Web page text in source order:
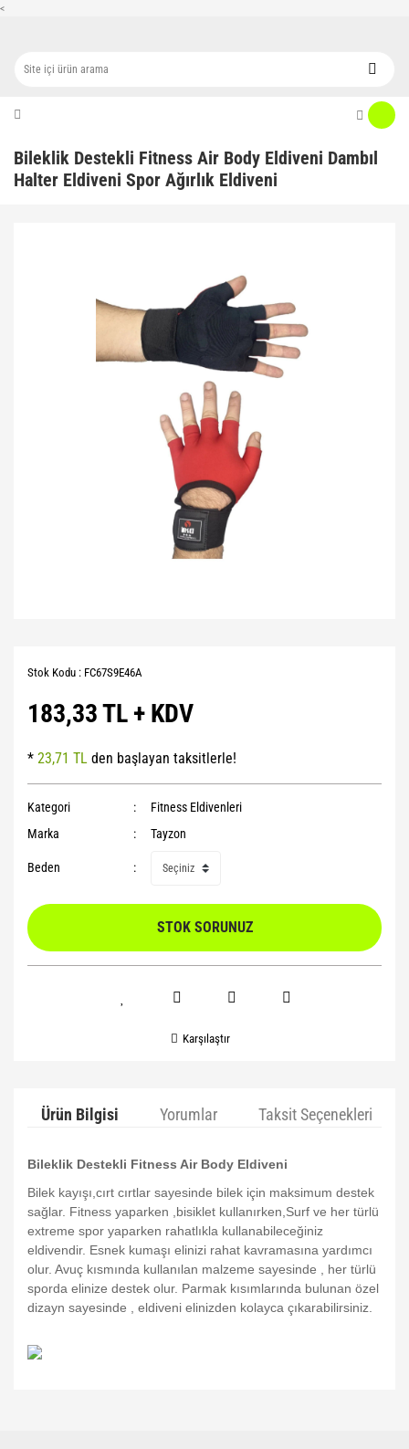
<
Bileklik Destekli Fitness Air Body Eldiveni Dambıl
Halter Eldiveni Spor Ağırlık Eldiveni
Stok Kodu : FC67S9E46A
183,33 TL + KDV
* 23,71 TL den başlayan taksitlerle!
Kategori
Fitness Eldivenleri
Marka
Tayzon
Beden
STOK SORUNUZ
Karşılaştır
Ürün Bilgisi Yorumlar Taksit Seçenekleri
Bileklik Destekli Fitness Air Body Eldiveni
Bilek kayışı,cırt cırtlar sayesinde bilek için maksimum destek
sağlar. Fitness yaparken ,bisiklet kullanırken,Surf ve her türlü
extreme spor yaparken rahatlıkla kullanabileceğiniz
eldivendir. Esnek kumaşı elinizi rahat kavramasına yardımcı
olur. Avuç kısmında kullanılan malzeme sayesinde , her türlü
sporda elinize destek olur. Parmak kısımlarında bulunan özel
dizayn sayesinde , eldiveni elinizden kolayca çıkarabilirsiniz.